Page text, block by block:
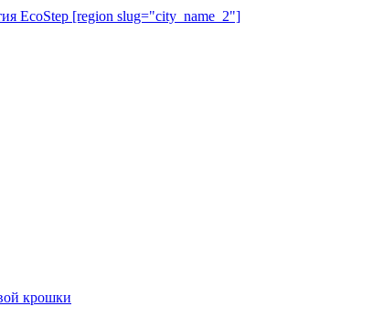
крошки